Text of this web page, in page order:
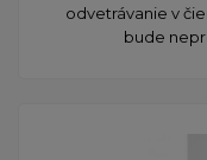
odvetrávanie v
bude